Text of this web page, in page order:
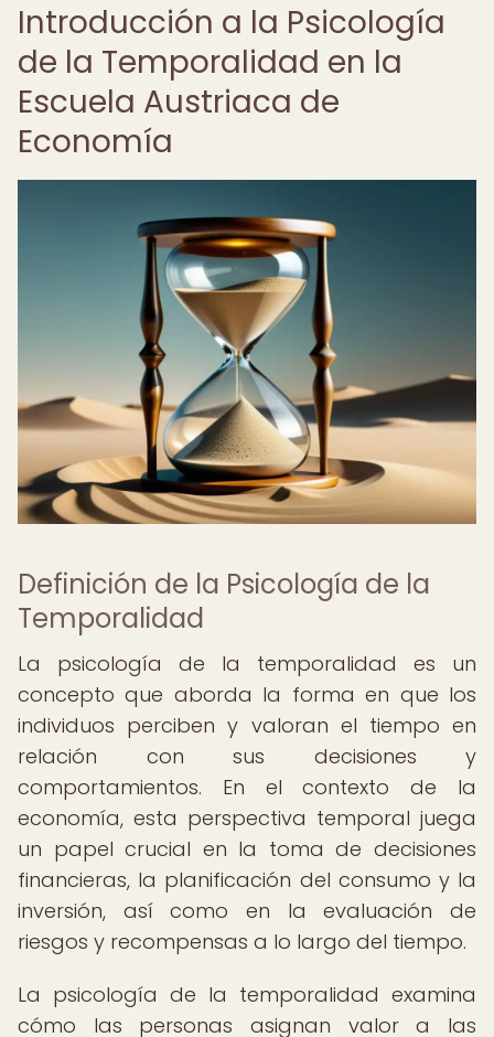
Introducción a la Psicología
de la Temporalidad en la
Escuela Austriaca de
Economía
Definición de la Psicología de la
Temporalidad
La psicología de la temporalidad es un
concepto que aborda la forma en que los
individuos perciben y valoran el tiempo en
relación con sus decisiones y
comportamientos. En el contexto de la
economía, esta perspectiva temporal juega
un papel crucial en la toma de decisiones
financieras, la planificación del consumo y la
inversión, así como en la evaluación de
riesgos y recompensas a lo largo del tiempo.
La psicología de la temporalidad examina
cómo las personas asignan valor a las